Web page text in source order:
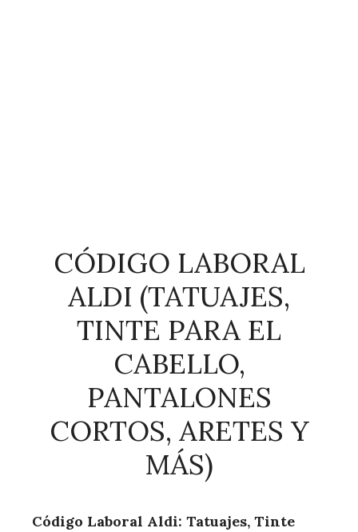
CÓDIGO LABORAL
ALDI (TATUAJES,
TINTE PARA EL
CABELLO,
PANTALONES
CORTOS, ARETES Y
MÁS)
Código Laboral Aldi: Tatuajes, Tinte